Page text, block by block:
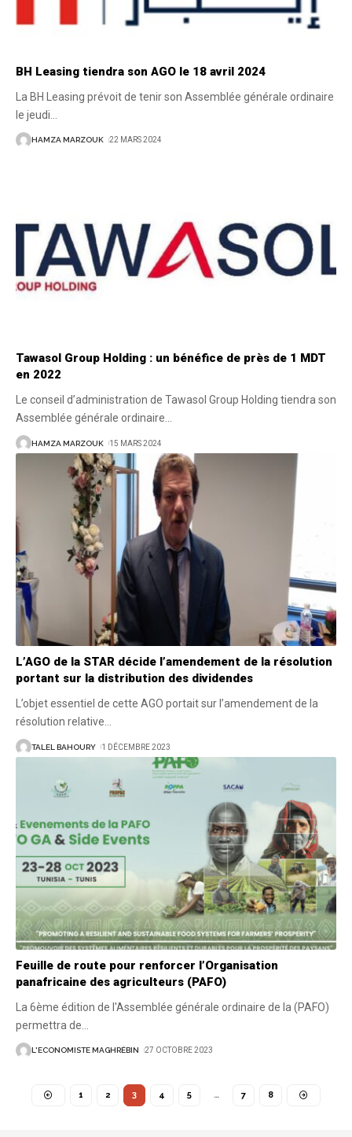
BH Leasing tiendra son AGO le 18 avril 2024
La BH Leasing prévoit de tenir son Assemblée générale ordinaire
le jeudi
HAMZA MARZOUK 22 MARS 2024
Tawasol Group Holding : un bénéfice de près de 1 MDT
en 2022
Le conseil d’administration de Tawasol Group Holding tiendra son
Assemblée générale ordinaire…
HAMZA MARZOUK 15 MARS 2024
L’AGO de la STAR décide l’amendement de la résolution
portant sur la distribution des dividendes
L’objet essentiel de cette AGO portait sur l’amendement de la
résolution relative
TALEL BAHOURY 1 DÉCEMBRE 2023
Feuille de route pour renforcer l’Organisation
panafricaine des agriculteurs (PAFO)
La 6ème édition de l'Assemblée générale ordinaire de la (PAFO)
permettra de
L'ECONOMISTE MAGHRÉBIN 27 OCTOBRE 2023
1 2 3 4 5 … 7 8